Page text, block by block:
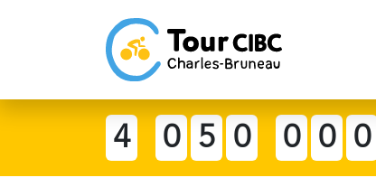
4 0 5 0 0 0 0